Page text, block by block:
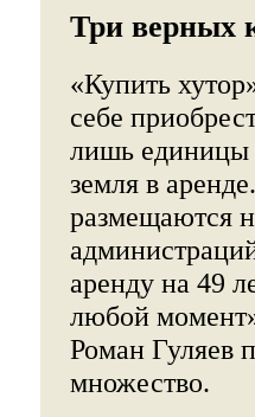
Три верных
«Купить
себе
лишь единицы
земля в
размещаются
аренду на 49
любой
Роман Гуляев
множество.